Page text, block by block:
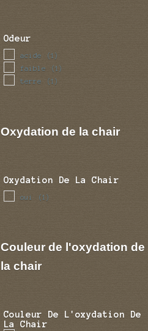
Odeur
acide (1)
faible (1)
terre (1)
Oxydation de la chair
Oxydation De La Chair
oui (1)
Couleur de l'oxydation de
la chair
Couleur De L'oxydation De
La Chair